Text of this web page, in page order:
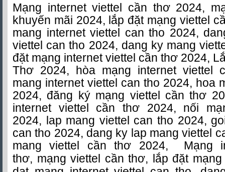
Mạng internet viettel cần thơ 2024,
khuyến mãi 2024, lắp đặt mạng viettel
mang internet viettel can tho 2024,
viettel can tho 2024, dang ky mang
đặt mạng internet viettel cần thơ 2024,
Thơ 2024, hòa mạng internet viettel
mang internet viettel can tho 2024, hoa
2024, đăng ký mạng viettel cần thơ
internet viettel cần thơ 2024, nối
2024, lap mang viettel can tho 2024,
can tho 2024, dang ky lap mang viettel
mang viettel cần thơ 2024,
Mạng
thơ, mạng viettel cần thơ, lắp đặt